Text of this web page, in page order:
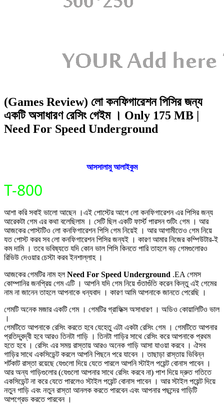
(Games Review) লো কনফিগারেশন পিসির জন্য
একটি অসাধারণ রেসিং গেইম । Only 175 MB |
Need For Speed Underground
আসসালামু আলাইকুম
T-800
আশা করি সবাই ভালো আছেন ।এই পোস্টের আগে লো কনফিগারেশন এর পিসির জন্য
আরেকটা গেম এর কথা বলেছিলাম । সেটি ছিল একটি ফার্স্ট পারসন শুটিং গেম । আর
আজকের পোস্টটিও লো কনফিগারেশন পিসি গেম নিয়েই । আর আগামীতেও গেম নিয়ে
যত পোস্ট করব সব লো কনফিগারেশন পিসির জন্যই । কারণ আমার নিজের কম্পিউটার-ই
কম দামি । তবে ভবিষ্যতে যদি কোন ভাল পিসি কিনতে পারি তাহলে বড় গেমগুলোরও
রিভিউ দেওয়ার চেস্টা করব ইনশাল্লাহ ।
আজকের গেমটির নাম হলNeed For Speed Underground .EA গেমস
কোম্পানির জনপ্রিয় গেম এটি । আপনি যদি গেম নিয়ে গুঁতাগুঁতি করেন কিন্তু এই গেমের
নাম না জানেন তাহলে আপনাকে ধন্যবাদ । কারণ আমি আপনাকে জানতে পেরেছি ।
গেমটি অনেক মজার একটি গেম । গেমটির গ্রাফিক্স অসাধারণ । অডিও কোয়ালিটিও ভাল
।
গেমটিতে আপনাকে রেসিং করতে হবে যেহেতু এটা একটা রেসিং গেম । গেমটিতে আপনার
প্রতিদ্বন্দ্বী হবে আরও তিনটা গাড়ি । তিনটা গাড়ির সাথে রেসিং করে আপনাকে প্রথম
হতে হবে । রেসিং এর সময় রাস্তায় আরও অনেক গাড়ি আসা যাওয়া করবে । ঐসব
গাড়ির সাথে একসিডেন্ট করলে আপনি পিছনে পরে যাবেন । তাছাড়া রাস্তায় ভিবিন্ন
শর্টকাট রাস্তা রয়েছে যেগুলো দিয়ে যেতে পারলে আপনি স্টাইল পয়েন্ট বোনাস পাবেন ।
আর অন্য গাড়িগুলোর (যেগুলো আপনার সাথে রেসিং করবে না) পাশ দিয়ে দ্রুত গতিতে
একসিডেন্ট না করে যেতে পারলেও স্টাইল পয়েন্ট বোনাস পাবেন । আর স্টাইল পয়েন্ট দিয়ে
নতুন গাড়ি এবং নতুন রাস্তা আনলক করতে পারবেন এবং আপনার পছন্দের গাড়িটি
আপগ্রেড করতে পারবেন ।